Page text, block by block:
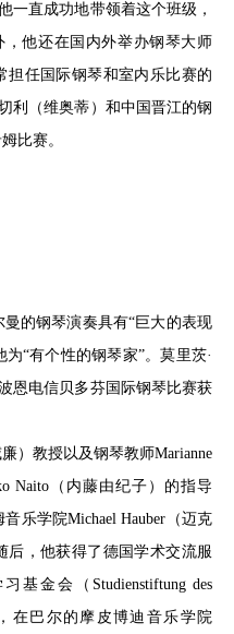
一直成功地带领着这个班级，
他还在国内外举办钢琴大师
担任国际钢琴和室内乐比赛的
利（维奥蒂）和中国晋江的钢
比赛。
曼的钢琴演奏具有“巨大的表现
“有个性的钢琴家”。莫里茨·
恩电信贝多芬国际钢琴比赛获
）教授以及钢琴教师Marianne
Naito（内藤由纪子）的指导
乐学院Michael Hauber（迈克
后，他获得了德国学术交流服
基金会（Studienstiftung des
在巴尔的摩皮博迪音乐学院